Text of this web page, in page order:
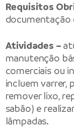
Requisitos
documentação
Atividades –
manutenção
comerciais ou
incluem varrer,
remover lixo,
sabão) e
lâmpadas.